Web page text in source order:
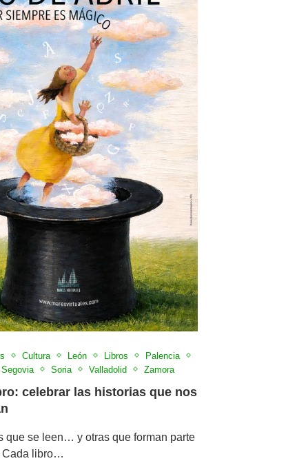
Cultura León Libros
Palencia
Segovia Soria Valladolid Zamora
celebrar las historias que nos
que se leen… y otras que forman parte
Cada libro…